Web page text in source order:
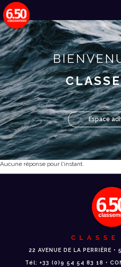
Espace
Aucune réponse pour l'instant.
22 AVENUE DE LA PERRIÈRE
Tél: +33 (0)9 54 54 83 18 •